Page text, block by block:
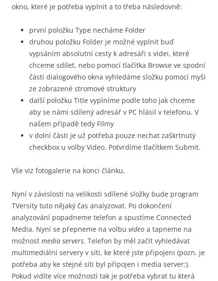
okno, které je potřeba vyplnit a to třeba následovně:
první položku Type necháme Folder
druhou položku Folder je možné vyplnit buď
vypsáním absolutní cesty k adresáři s videi, které
chceme sdílet, nebo pomocí tlačítka Browse ve spodní
části dialogového okna vyhledáme složku pomocí myši
ze zobrazené stromové struktury
další položku Title vyplníme podle toho jak chceme
aby se námi sdílený adresář v PC hlásil v telefonu. V
našem případě tedy Filmy
v dolní části je už potřeba pouze nechat zaškrtnutý
checkbox u volby Video. Potvrdíme tlačítkem Submit.
Vše viz fotogalerie na konci článku.
Nyní v závislosti na velikosti sdílené složky bude program
TVersity tuto nějaký čas analyzovat. Po dokončení
analyzování popadneme telefon a spustíme Connected
Media. Nyní se přepneme na volbu video a tapneme na
možnost media servers. Telefon by měl začít vyhledávat
multimediální servery v síti, ke které jste připojeni (pozn. je
potřeba aby ke stejné síti byl připojen i media server:).
Pokud vidíte více možností tak je potřeba vybrat tu která